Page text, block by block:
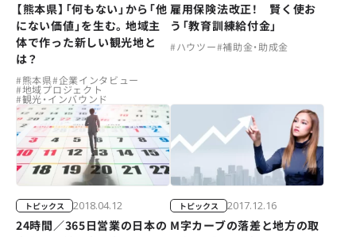
【熊本県】「何もない」から「他
にない価値」を生む。地域主
体で作った新しい観光地と
は？
#熊本県#企業インタビュー
#地域プロジェクト
#観光・インバウンド
雇用保険法改正！ 賢く使お
う「教育訓練給付金」
#ハウツー#補助金・助成金
トピックス 2018.04.12
24時間／365日営業の日本の
トピックス 2017.12.16
M字カーブの落差と地方の取